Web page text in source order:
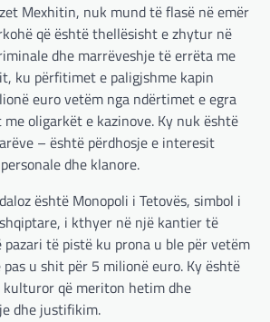
Mexhitin, nuk mund të flasë në emër
që është thellësisht e zhytur në
dhe marrëveshje të errëta me
ku përfitimet e paligjshme kapin
euro vetëm nga ndërtimet e egra
me oligarkët e kazinove. Ky nuk është
– është përdhosje e interesit
dhe klanore.
është Monopoli i Tetovës, simbol i
i kthyer në një kantier të
të pistë ku prona u ble për vetëm
u shit për 5 milionë euro. Ky është
që meriton hetim dhe
dhe justifikim.